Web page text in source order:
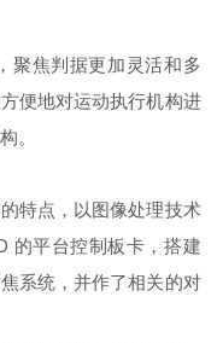
聚焦判据更加灵活和多
便地对运动执行机构进
。
特点，以图像处理技术
的平台控制板卡，搭建
系统，并作了相关的对